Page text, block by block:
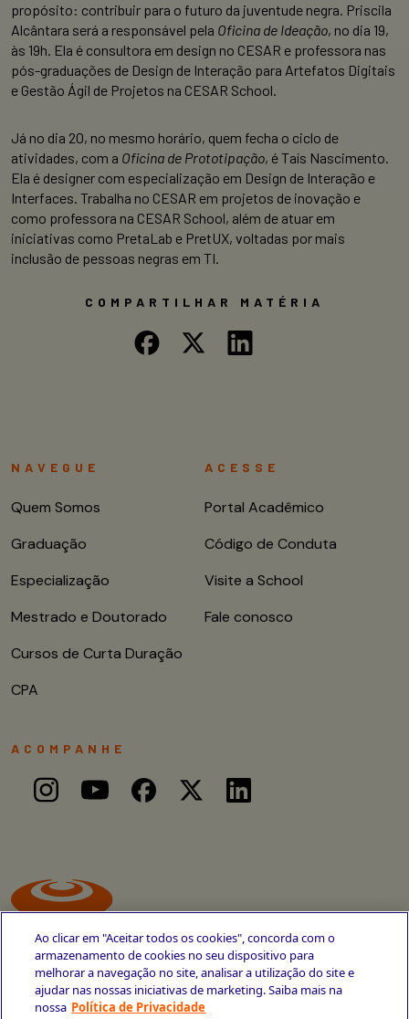
propósito: contribuir para o futuro da juventude negra. Priscila
Alcântara será a responsável pela Oficina de Ideação, no dia 19,
às 19h. Ela é consultora em design no CESAR e professora nas
pós-graduações de Design de Interação para Artefatos Digitais
e Gestão Ágil de Projetos na CESAR School.
Já no dia 20, no mesmo horário, quem fecha o ciclo de
atividades, com a Oficina de Prototipação, é Taís Nascimento.
Ela é designer com especialização em Design de Interação e
Interfaces. Trabalha no CESAR em projetos de inovação e
como professora na CESAR School, além de atuar em
iniciativas como PretaLab e PretUX, voltadas por mais
inclusão de pessoas negras em TI.
COMPARTILHAR MATÉRIA
Avenida Cais do Apolo, 77
NAVEGUE
Quem Somos
Graduação
Especialização
Mestrado e Doutorado
Cursos de Curta Duração
CPA
ACESSE
Portal Acadêmico
Código de Conduta
Visite a School
Fale conosco
ACOMPANHE
Ao clicar em "Aceitar todos os cookies", concorda com o
armazenamento de cookies no seu dispositivo para
melhorar a navegação no site, analisar a utilização do site e
ajudar nas nossas iniciativas de marketing. Saiba mais na
nossa Política de Privacidade